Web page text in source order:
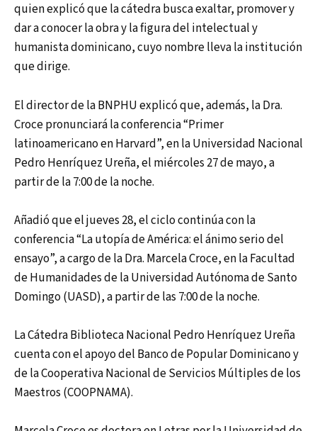
quien explicó que la cátedra busca exaltar, promover y
dar a conocer la obra y la figura del intelectual y
humanista dominicano, cuyo nombre lleva la institución
que dirige.
El director de la BNPHU explicó que, además, la Dra.
Croce pronunciará la conferencia “Primer
latinoamericano en Harvard”, en la Universidad Nacional
Pedro Henríquez Ureña, el miércoles 27 de mayo, a
partir de la 7:00 de la noche.
Añadió que el jueves 28, el ciclo continúa con la
conferencia “La utopía de América: el ánimo serio del
ensayo”, a cargo de la Dra. Marcela Croce, en la Facultad
de Humanidades de la Universidad Autónoma de Santo
Domingo (UASD), a partir de las 7:00 de la noche.
La Cátedra Biblioteca Nacional Pedro Henríquez Ureña
cuenta con el apoyo del Banco de Popular Dominicano y
de la Cooperativa Nacional de Servicios Múltiples de los
Maestros (COOPNAMA).